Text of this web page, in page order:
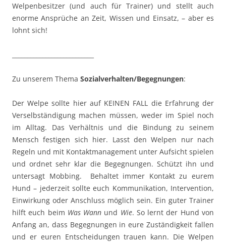
Welpenbesitzer (und auch für Trainer) und stellt auch
enorme Ansprüche an Zeit, Wissen und Einsatz, – aber es
lohnt sich!
Zu unserem Thema Sozialverhalten/Begegnungen:
Der Welpe sollte hier auf KEINEN FALL die Erfahrung der
Verselbständigung machen müssen, weder im Spiel noch
im Alltag. Das Verhältnis und die Bindung zu seinem
Mensch festigen sich hier. Lasst den Welpen nur nach
Regeln und mit Kontaktmanagement unter Aufsicht spielen
und ordnet sehr klar die Begegnungen. Schützt ihn und
untersagt Mobbing. Behaltet immer Kontakt zu eurem
Hund – jederzeit sollte euch Kommunikation, Intervention,
Einwirkung oder Anschluss möglich sein. Ein guter Trainer
hilft euch beim Was Wann und Wie. So lernt der Hund von
Anfang an, dass Begegnungen in eure Zuständigkeit fallen
und er euren Entscheidungen trauen kann. Die Welpen